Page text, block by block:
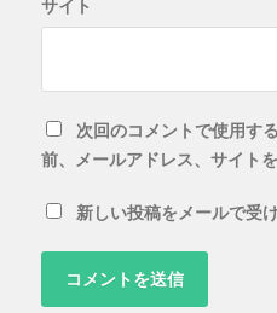
サイト
次回のコメントで使用す
前、メールアドレス、サイトを
新しい投稿をメールで受